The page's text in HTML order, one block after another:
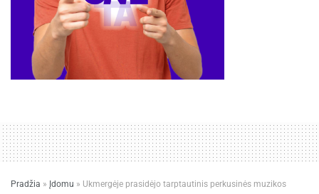
Pradžia » Įdomu » Ukmergėje prasidėjo tarptautinis perkusinės muzikos